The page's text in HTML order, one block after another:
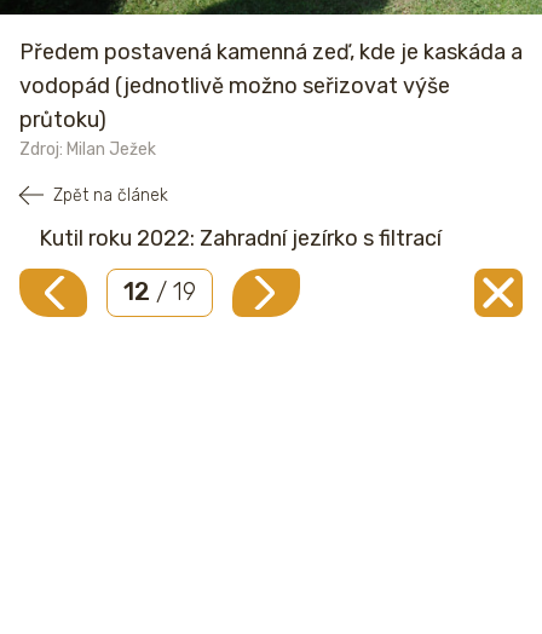
Předem postavená kamenná zeď, kde je kaskáda a
vodopád (jednotlivě možno seřizovat výše
průtoku)
Zdroj: Milan Ježek
Zpět na článek
Kutil roku 2022: Zahradní jezírko s filtrací
12 / 19